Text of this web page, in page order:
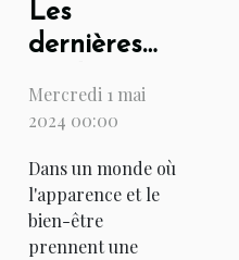
Les
dernières
en soins de
rester
radieux en
toute saison
Mercredi 1 mai
2024 00:00
Dans un monde où
l'apparence et le
bien-être
prennent une